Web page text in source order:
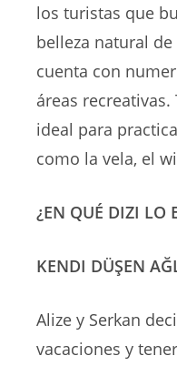
los turistas que
belleza natural
cuenta con
áreas
ideal para
como la vela, el
¿EN QUÉ DIZI LO
KENDI DÜŞEN
Alize y Serkan
vacaciones y